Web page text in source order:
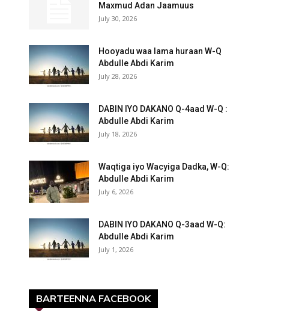
Maxmud Adan Jaamuus
July 30, 2026
Hooyadu waa lama huraan W-Q
Abdulle Abdi Karim
July 28, 2026
DABIN IYO DAKANO Q-4aad W-Q :
Abdulle Abdi Karim
July 18, 2026
Waqtiga iyo Wacyiga Dadka, W-Q:
Abdulle Abdi Karim
July 6, 2026
DABIN IYO DAKANO Q-3aad W-Q:
Abdulle Abdi Karim
July 1, 2026
BARTEENNA FACEBOOK